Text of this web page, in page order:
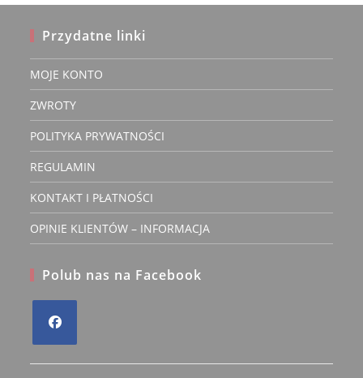
Przydatne linki
MOJE KONTO
ZWROTY
POLITYKA PRYWATNOŚCI
REGULAMIN
KONTAKT I PŁATNOŚCI
OPINIE KLIENTÓW – INFORMACJA
Polub nas na Facebook